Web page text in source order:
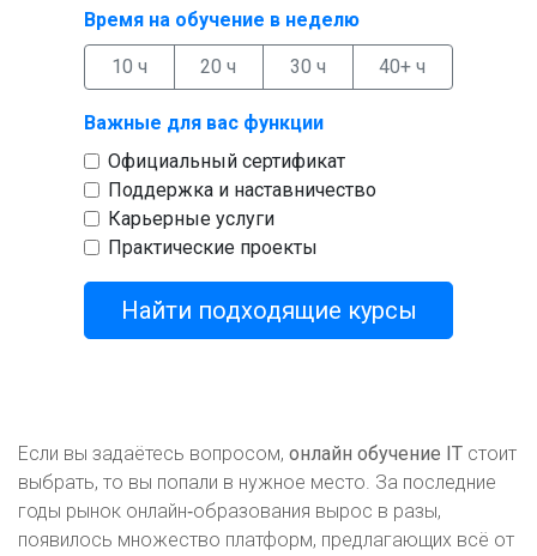
Время на обучение в неделю
10 ч 20 ч 30 ч 40+ ч
Важные для вас функции
Официальный сертификат
Поддержка и наставничество
Карьерные услуги
Практические проекты
Найти подходящие курсы
Если вы задаётесь вопросом, онлайн обучение IT стоит
выбрать, то вы попали в нужное место. За последние
годы рынок онлайн‑образования вырос в разы,
появилось множество платформ, предлагающих всё от